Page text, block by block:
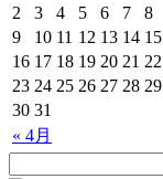
« 4月
2
3 4 5 6 7
8
9
10 11 12 13 14 15
16 17 18 19 20 21 22
23 24 25 26 27 28 29
30 31